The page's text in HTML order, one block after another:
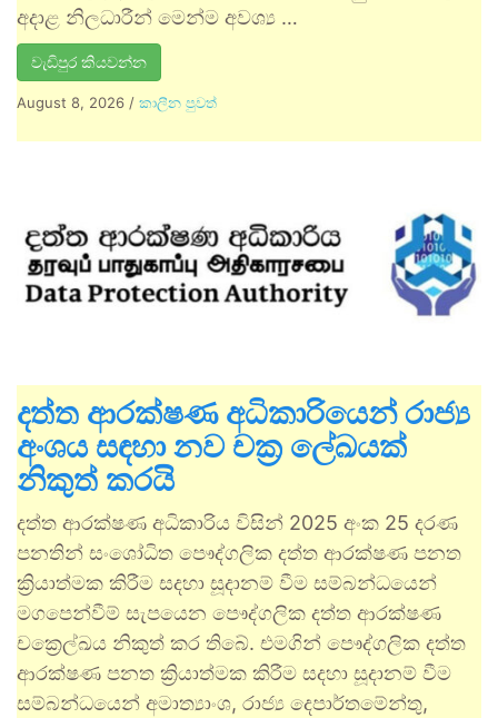
අදාළ නිලධාරීන් මෙන්ම අවශ්‍ය …
වැඩිපුර කියවන්න
August 8, 2026 / කාලීන පුවත්
දත්ත ආරක්ෂණ අධිකාරියෙන් රාජ්‍ය
අංශය සඳහා නව චක්‍ර ලේඛයක්
නිකුත් කරයි
දත්ත ආරක්ෂණ අධිකාරිය විසින් 2025 අංක 25 දරණ
පනතින් සංශෝධිත පෞද්ගලික දත්ත ආරක්ෂණ පනත
ක්‍රියාත්මක කිරීම සදහා සූදානම් වීම සම්බන්ධයෙන්
මගපෙන්වීම් සැපයෙන පෞද්ගලික දත්ත ආරක්ෂණ
චක්‍රෙල්ඛය නිකුත් කර තිබේ. එමගින් පෞද්ගලික දත්ත
ආරක්ෂණ පනත ක්‍රියාත්මක කිරීම සදහා සූදානම් වීම
සම්බන්ධයෙන් අමාත්‍යාංශ, රාජ්‍ය දෙපාර්තමේන්තු,